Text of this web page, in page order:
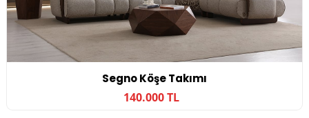
Segno Köşe Takımı
140.000 TL